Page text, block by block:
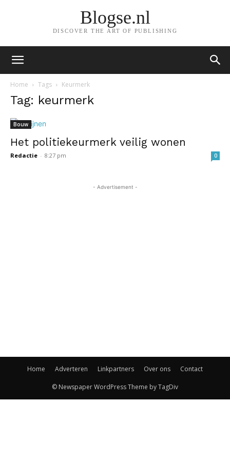
Blogse.nl
DISCOVER THE ART OF PUBLISHING
Home Tags Keurmerk
Tag: keurmerk
Bouw
Het politiekeurmerk veilig wonen
Redactie - 8:27 pm 0
- Advertisement -
Home Adverteren Linkpartners Over ons Contact
© Newspaper WordPress Theme by TagDiv